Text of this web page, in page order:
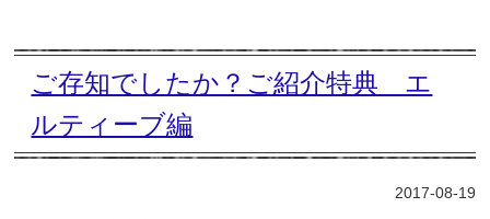
ご存知でしたか？ご紹介特典 エ
ルティーブ編
2017-08-19